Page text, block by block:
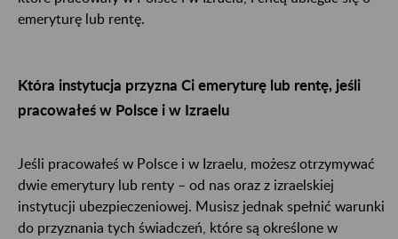
emeryturę lub rentę.
Która instytucja przyzna Ci emeryturę lub rentę, jeśli
pracowałeś w Polsce i w Izraelu
Jeśli pracowałeś w Polsce i w Izraelu, możesz otrzymywać
dwie emerytury lub renty – od nas oraz z izraelskiej
instytucji ubezpieczeniowej. Musisz jednak spełnić warunki
do przyznania tych świadczeń, które są określone w